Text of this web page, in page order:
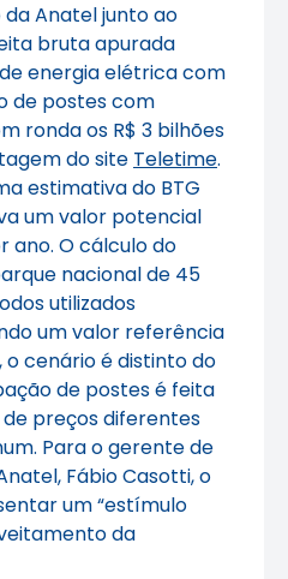
Anatel junto ao
bruta apurada
energia elétrica com
de postes com
ronda os R$ 3 bilhões
do site Teletime.
estimativa do BTG
um valor potencial
ano. O cálculo do
nacional de 45
utilizados
um valor referência
o cenário é distinto do
de postes é feita
preços diferentes
Para o gerente de
Fábio Casotti, o
um “estímulo
da